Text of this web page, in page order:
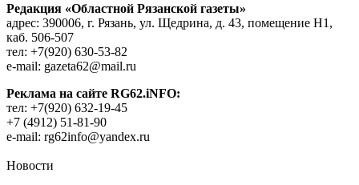
Редакция «Областной Рязанской газеты»
адрес: 390006, г. Рязань, ул. Щедрина, д. 43, помещение Н1,
каб. 506-507
тел: +7(920) 630-53-82
e-mail: gazeta62@mail.ru
Реклама на сайте RG62.iNFO:
тел: +7(920) 632-19-45
+7 (4912) 51-81-90
e-mail: rg62info@yandex.ru
Новости